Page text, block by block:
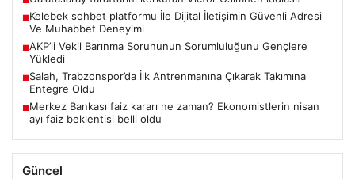
■Kelebek sohbet platformu İle Dijital İletişimin Güvenli Adresi
Ve Muhabbet Deneyimi
■AKP’li Vekil Barınma Sorununun Sorumluluğunu Gençlere
Yükledi
■Salah, Trabzonspor’da İlk Antrenmanına Çıkarak Takımına
Entegre Oldu
■Merkez Bankası faiz kararı ne zaman? Ekonomistlerin nisan
ayı faiz beklentisi belli oldu
Güncel